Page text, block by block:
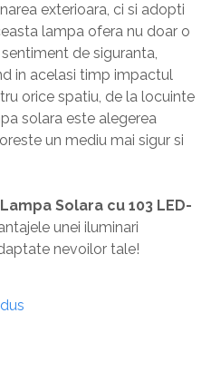
exterioara, ci si adopti
lampa ofera nu doar o
de siguranta,
in acelasi timp impactul
orice spatiu, de la locuinte
solara este alegerea
un mediu mai sigur si
Lampa Solara cu 103 LED-
unei iluminari
nevoilor tale!